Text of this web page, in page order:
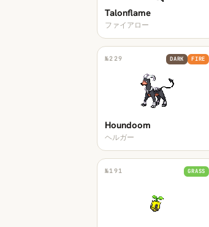
Talonflame
ファイアロー
№229 DARK FIRE
Houndoom
ヘルガー
№191 GRASS